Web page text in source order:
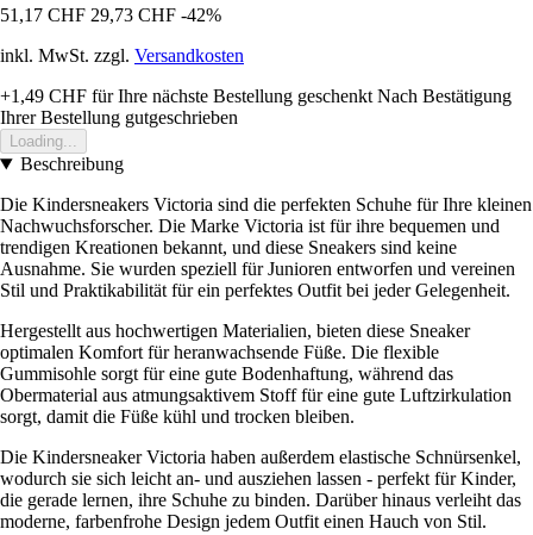
51,17 CHF 29,73 CHF -42%
inkl. MwSt. zzgl. Versandkosten
+1,49 CHF für Ihre nächste Bestellung geschenkt Nach Bestätigung
Ihrer Bestellung gutgeschrieben
Loading...
Beschreibung
Die Kindersneakers Victoria sind die perfekten Schuhe für Ihre kleinen
Nachwuchsforscher. Die Marke Victoria ist für ihre bequemen und
trendigen Kreationen bekannt, und diese Sneakers sind keine
Ausnahme. Sie wurden speziell für Junioren entworfen und vereinen
Stil und Praktikabilität für ein perfektes Outfit bei jeder Gelegenheit.
Hergestellt aus hochwertigen Materialien, bieten diese Sneaker
optimalen Komfort für heranwachsende Füße. Die flexible
Gummisohle sorgt für eine gute Bodenhaftung, während das
Obermaterial aus atmungsaktivem Stoff für eine gute Luftzirkulation
sorgt, damit die Füße kühl und trocken bleiben.
Die Kindersneaker Victoria haben außerdem elastische Schnürsenkel,
wodurch sie sich leicht an- und ausziehen lassen - perfekt für Kinder,
die gerade lernen, ihre Schuhe zu binden. Darüber hinaus verleiht das
moderne, farbenfrohe Design jedem Outfit einen Hauch von Stil.